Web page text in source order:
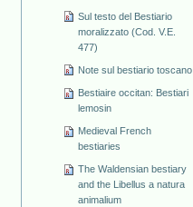
Sul testo del Bestiario
moralizzato (Cod. V.E.
477)
Note sul bestiario toscano
Bestiaire occitan: Bestiari
lemosin
Medieval French
bestiaries
The Waldensian bestiary
and the Libellus a natura
animalium